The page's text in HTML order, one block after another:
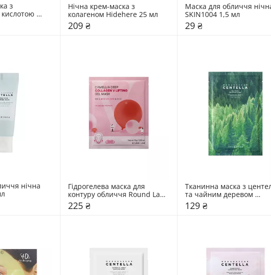
з
кислотою
Нічна крем-маска з
колагеном Hidehere 25 мл
209 ₴
Маска для обличчя
SKIN1004 1,5 мл
29 ₴
нічна
Гідрогелева маска для
контуру обличчя Round Lab
10 мл
225 ₴
Тканинна маска з
та чайним деревом
SKIN1004 24 мл
129 ₴